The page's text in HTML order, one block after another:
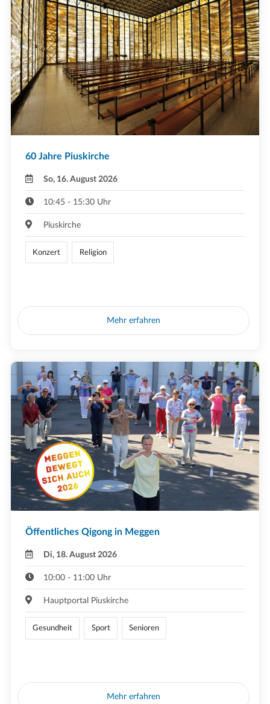
60 Jahre Piuskirche
So, 16. August 2026
10:45 - 15:30 Uhr
Piuskirche
Konzert Religion
Mehr erfahren
Öffentliches Qigong in Meggen
Di, 18. August 2026
10:00 - 11:00 Uhr
Hauptportal Piuskirche
Gesundheit Sport Senioren
Mehr erfahren